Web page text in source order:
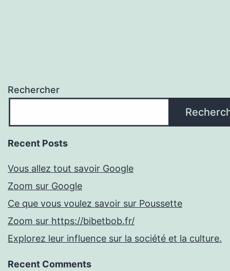
Rechercher
Recent Posts
Vous allez tout savoir Google
Zoom sur Google
Ce que vous voulez savoir sur Poussette
Zoom sur https://bibetbob.fr/
Explorez leur influence sur la société et la culture.
Recent Comments